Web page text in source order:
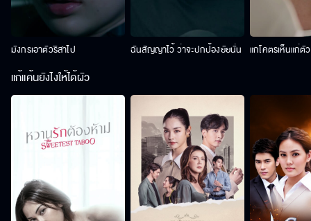
มังกรเอาตัวริสาไป ฉันสัญญาไว้ ว่าจะปกป้องยัยนั่น แกโคตรเห็นแก่ตั
แก้แค้นยังไงให้ได้ผัว